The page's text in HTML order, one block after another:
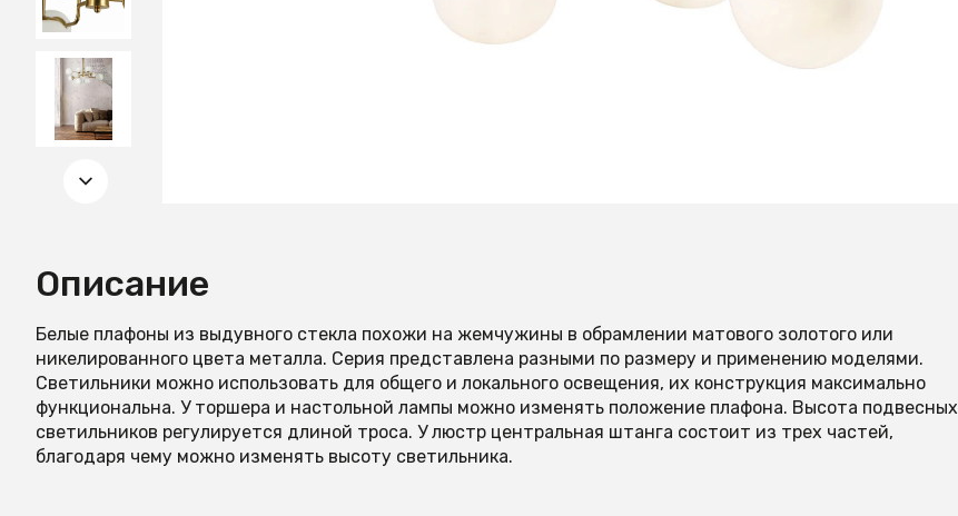
Описание
Белые плафоны из выдувного стекла похожи на жемчужины в обрамлении матового золотого или
никелированного цвета металла. Серия представлена разными по размеру и применению моделями.
Светильники можно использовать для общего и локального освещения, их конструкция максимально
функциональна. У торшера и настольной лампы можно изменять положение плафона. Высота подвесных
светильников регулируется длиной троса. У люстр центральная штанга состоит из трех частей,
благодаря чему можно изменять высоту светильника.